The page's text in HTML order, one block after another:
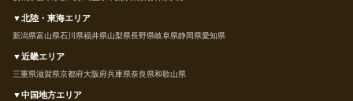
▼北陸・東海エリア
新潟県富山県石川県福井県山梨県長野県岐阜県静岡県愛知県
▼近畿エリア
三重県滋賀県京都府大阪府兵庫県奈良県和歌山県
▼中国地方エリア